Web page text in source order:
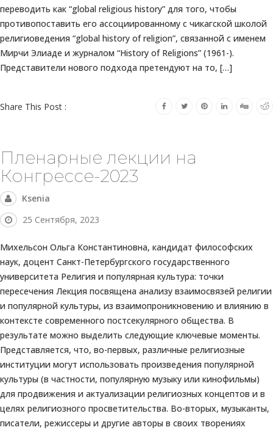
переводить как “global religious history” для того, чтобы
противопоставить его ассоциированному с чикагской школой
религиоведения “global history of religion”, cвязанной с именем
Мирчи Элиаде и журналом “History of Religions” (1961-).
Представители нового подхода претендуют на то, […]
Share This Post :
Пленарные лекции на
Конгрессе-2023
Ksenia
25 Сентября, 2023
Михельсон Ольга Константиновна, кандидат философских
наук, доцент Санкт-Петербургского государственного
университета Религия и популярная культура: точки
пересечения Лекция посвящена анализу взаимосвязей религии
и популярной культуры, из взаимопроникновению и влиянию в
контексте современного постсекулярного общества. В
результате можно выделить следующие ключевые моменты.
Представляется, что, во-первых, различные религиозные
институции могут использовать произведения популярной
культуры (в частности, популярную музыку или кинофильмы)
для продвижения и актуализации религиозных концептов и в
целях религиозного просветительства. Во-вторых, музыканты,
писатели, режиссеры и другие авторы в своих творениях